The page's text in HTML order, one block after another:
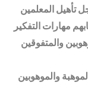
تأهيل المعلمين
مهارات التفكير
والمتفوقين
والموهوبين